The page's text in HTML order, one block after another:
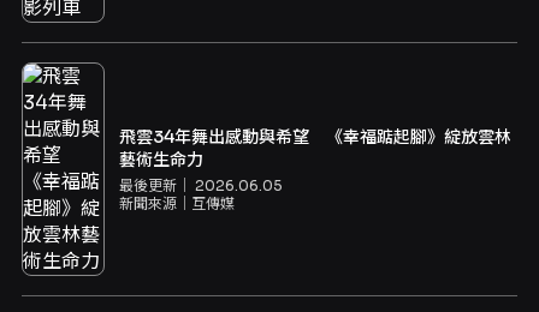
飛雲34年舞出感動與希望 《幸福踮起腳》綻放雲林
藝術生命力
最後更新｜ 2026.06.05
新聞來源｜ 互傳媒